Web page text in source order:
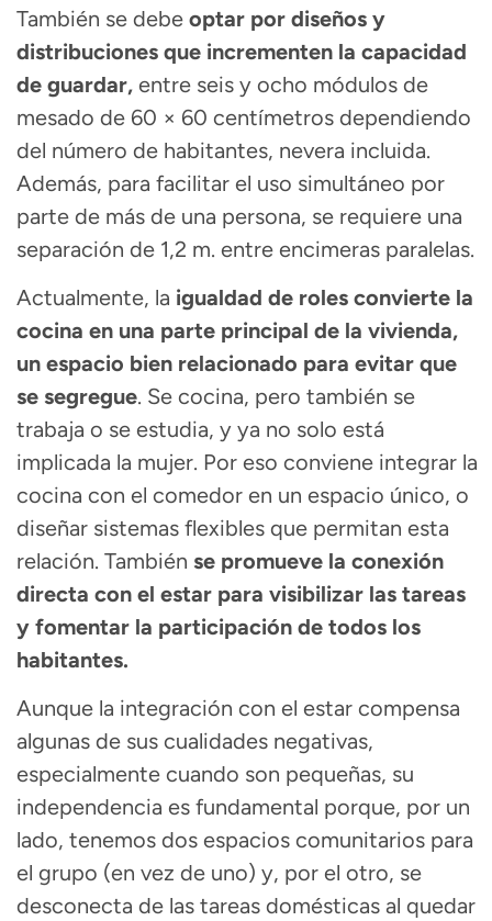
También se debe optar por diseños y
distribuciones que incrementen la capacidad
de guardar, entre seis y ocho módulos de
mesado de 60 × 60 centímetros dependiendo
del número de habitantes, nevera incluida.
Además, para facilitar el uso simultáneo por
parte de más de una persona, se requiere una
separación de 1,2 m. entre encimeras paralelas.
Actualmente, la igualdad de roles convierte la
cocina en una parte principal de la vivienda,
un espacio bien relacionado para evitar que
se segregue. Se cocina, pero también se
trabaja o se estudia, y ya no solo está
implicada la mujer. Por eso conviene integrar la
cocina con el comedor en un espacio único, o
diseñar sistemas flexibles que permitan esta
relación. También se promueve la conexión
directa con el estar para visibilizar las tareas
y fomentar la participación de todos los
habitantes.
Aunque la integración con el estar compensa
algunas de sus cualidades negativas,
especialmente cuando son pequeñas, su
independencia es fundamental porque, por un
lado, tenemos dos espacios comunitarios para
el grupo (en vez de uno) y, por el otro, se
desconecta de las tareas domésticas al quedar